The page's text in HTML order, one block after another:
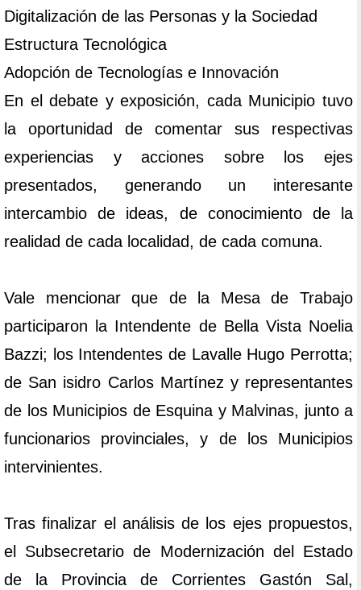
Digitalización de las Personas y la Sociedad
Estructura Tecnológica
Adopción de Tecnologías e Innovación
En el debate y exposición, cada Municipio tuvo
la oportunidad de comentar sus respectivas
experiencias y acciones sobre los ejes
presentados, generando un interesante
intercambio de ideas, de conocimiento de la
realidad de cada localidad, de cada comuna.
Vale mencionar que de la Mesa de Trabajo
participaron la Intendente de Bella Vista Noelia
Bazzi; los Intendentes de Lavalle Hugo Perrotta;
de San isidro Carlos Martínez y representantes
de los Municipios de Esquina y Malvinas, junto a
funcionarios provinciales, y de los Municipios
intervinientes.
Tras finalizar el análisis de los ejes propuestos,
el Subsecretario de Modernización del Estado
de la Provincia de Corrientes Gastón Sal,